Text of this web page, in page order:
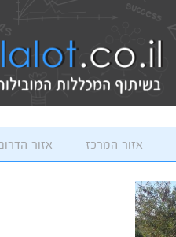
אזור המרכז אזור